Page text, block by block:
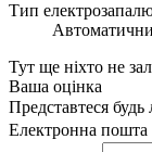
Тип
Тут ще ніхто не
Ваша оцінка
Представтеся будь
Електронна пошта